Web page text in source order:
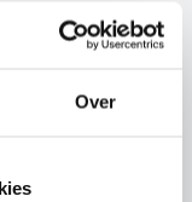
Over
foto's van je